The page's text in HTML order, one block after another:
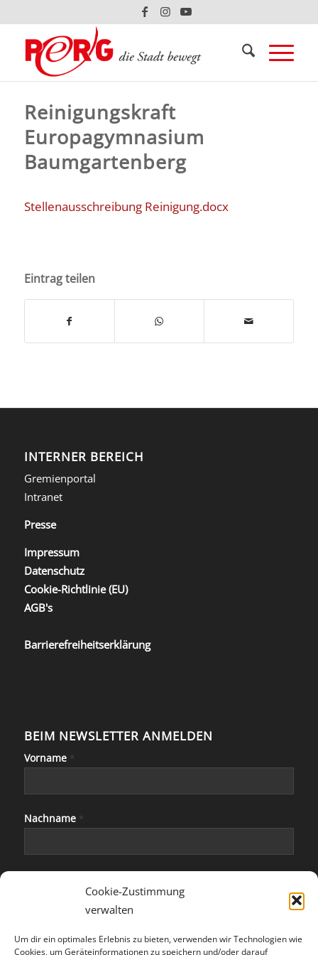
Cookie-Zustimmung
verwalten
Um dir ein optimales Erlebnis zu bieten, verwenden wir Technologien wie
Cookies, um Geräteinformationen zu speichern und/oder darauf
Reinigungskraft
Europagymnasium
Baumgartenberg
Stellenausschreibung Reinigung.docx
Eintrag teilen
INTERNER BEREICH
Gremienportal
Intranet
Presse
Impressum
Datenschutz
Cookie-Richtlinie (EU)
AGB's
Barrierefreiheitserklärung
BEIM NEWSLETTER ANMELDEN
Vorname *
Nachname *